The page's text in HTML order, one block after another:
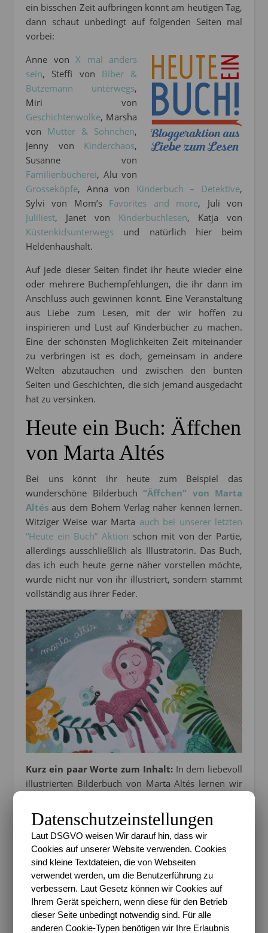
ein bisschen Zeit aufbringen könnt am heutigen Tag,
dann schaut unbedingt auf folgenden Seiten mal
vorbei:
Anne von X mal anders
sein, Steffi von Biber &
Butzemann unterwegs,
Miri von
Geschichtenwolke, Marsha
von Mutter & Söhnchen,
Jenny von Kinderchaos,
Susanne von
Familienbücherei, Alu von
Grosseköpfe, Anna von Kinderbuch – Detektive,
Sylvi von Mom’s Favorites and more, Juli von
Juliliest, Janet von Kinderbuchlesen, Katja von
Küstenkidsunterwegs und natürlich hier beim
Heldenhaushalt.
Auf jede dieser Seiten findet ihr heute wieder eine
oder mehrere Buchempfehlungen, die ihr dann im
Anschluss auch gewinnen könnt. Eine Veranstaltung
aus Liebe zum Lesen, mit der wir hoffen zu
inspirieren und Lust auf Kinderbücher zu machen.
Eine der schönsten Möglichkeiten Zeit miteinander
zu verbringen ist es doch, gemeinsam in andere
Welten abzutauchen und zwischen den bunten
Seiten und Geschichten, die sich jemand ausgedacht
hat zu versinken.
Heute ein Buch: Äffchen
von Marta Altés
Bei uns könnt ihr heute zum Beispiel das
wunderschöne Bilderbuch “Äffchen” von Marta
Altés aus dem Bohem Verlag näher kennen lernen.
Witziger Weise war Marta auch bei unserer letzten
“Heute ein Buch” Aktion schon mit von der Partie,
allerdings ausschließlich als Illustratorin. Das Buch,
das ich euch heute gerne näher vorstellen möchte,
wurde nicht nur von ihr illustriert, sondern stammt
vollständig aus ihrer Feder.
Kurz ein paar Worte zum Inhalt:In dem liebevoll
illustrierten Bilderbuch von Marta Altés lernen wir
Dschungel und das Leben dort. Jedoch stößt es
immer wieder auf Hindernisse, die es auf seine
kleine Größe zurückführt. Es gibt so viele
Situationen, in denen es nicht so schalten und
walten kann, wie es gerne möchte. Entweder ist es
aus der Sicht der anderen Äffchen noch zu klein für
verschiedene Dinge oder es merkt selber, dass es an
etwas noch nicht heran kommt oder Dinge so
machen kann, wie es seine Gefährten tun. Das nervt
Datenschutzeinstellungen
Laut DSGVO weisen Wir darauf hin, dass wir
Cookies auf unserer Website verwenden. Cookies
sind kleine Textdateien, die von Webseiten
verwendet werden, um die Benutzerführung zu
verbessern. Laut Gesetz können wir Cookies auf
Ihrem Gerät speichern, wenn diese für den Betrieb
dieser Seite unbedingt notwendig sind. Für alle
anderen Cookie-Typen benötigen wir Ihre Erlaubnis